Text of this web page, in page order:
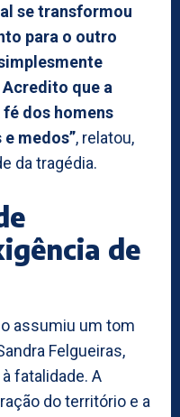
se transformou
para o outro
que a
dos homens
medos”, relatou,
da tragédia.
de
assumiu um tom
Felgueiras,
fatalidade. A
do território e a